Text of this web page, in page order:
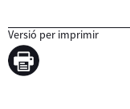
Versió per imprimir